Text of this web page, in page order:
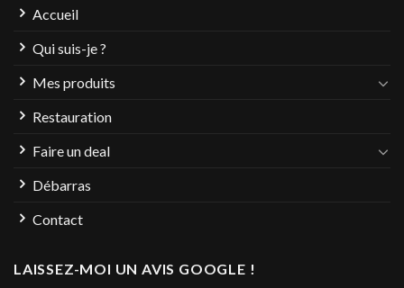
Accueil
Qui suis-je ?
Mes produits
Restauration
Faire un deal
Débarras
Contact
LAISSEZ-MOI UN AVIS GOOGLE !